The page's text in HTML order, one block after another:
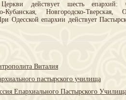
действует шесть епархий:
Кубанская, Новгородско-
Одесской епархии действует
Виталия
пастырского училища
Епархиального Пастырского